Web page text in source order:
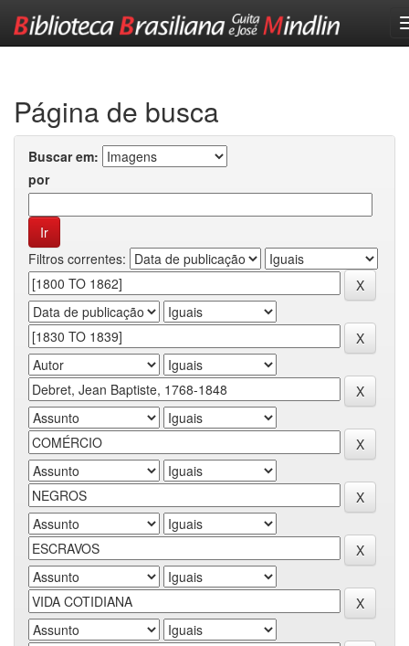
Página de busca
Buscar em:
por
Filtros correntes: